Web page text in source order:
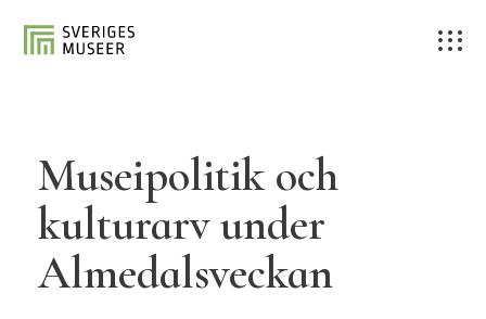
Museipolitik och
kulturarv under
Almedalsveckan